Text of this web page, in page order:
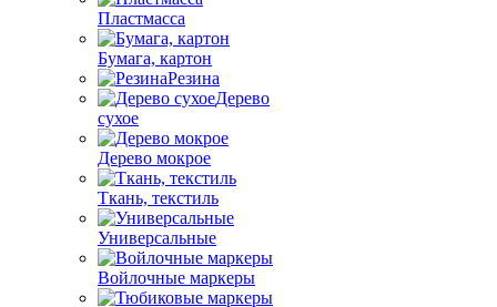
Пластмасса
Бумага, картон
Резина
Дерево
сухое
Дерево мокрое
Ткань, текстиль
Универсальные
Войлочные маркеры